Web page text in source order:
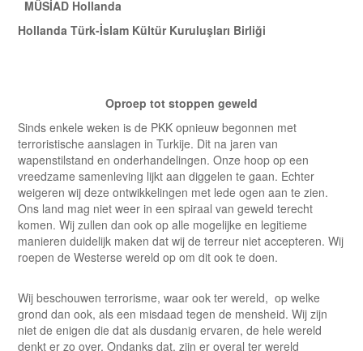
MÜSİAD Hollanda
Hollanda Türk-İslam Kültür Kuruluşları Birliği
Oproep tot stoppen geweld
Sinds enkele weken is de PKK opnieuw begonnen met
terroristische aanslagen in Turkije. Dit na jaren van
wapenstilstand en onderhandelingen. Onze hoop op een
vreedzame samenleving lijkt aan diggelen te gaan. Echter
weigeren wij deze ontwikkelingen met lede ogen aan te zien.
Ons land mag niet weer in een spiraal van geweld terecht
komen. Wij zullen dan ook op alle mogelijke en legitieme
manieren duidelijk maken dat wij de terreur niet accepteren. Wij
roepen de Westerse wereld op om dit ook te doen.
Wij beschouwen terrorisme, waar ook ter wereld, op welke
grond dan ook, als een misdaad tegen de mensheid. Wij zijn
niet de enigen die dat als dusdanig ervaren, de hele wereld
denkt er zo over. Ondanks dat, zijn er overal ter wereld